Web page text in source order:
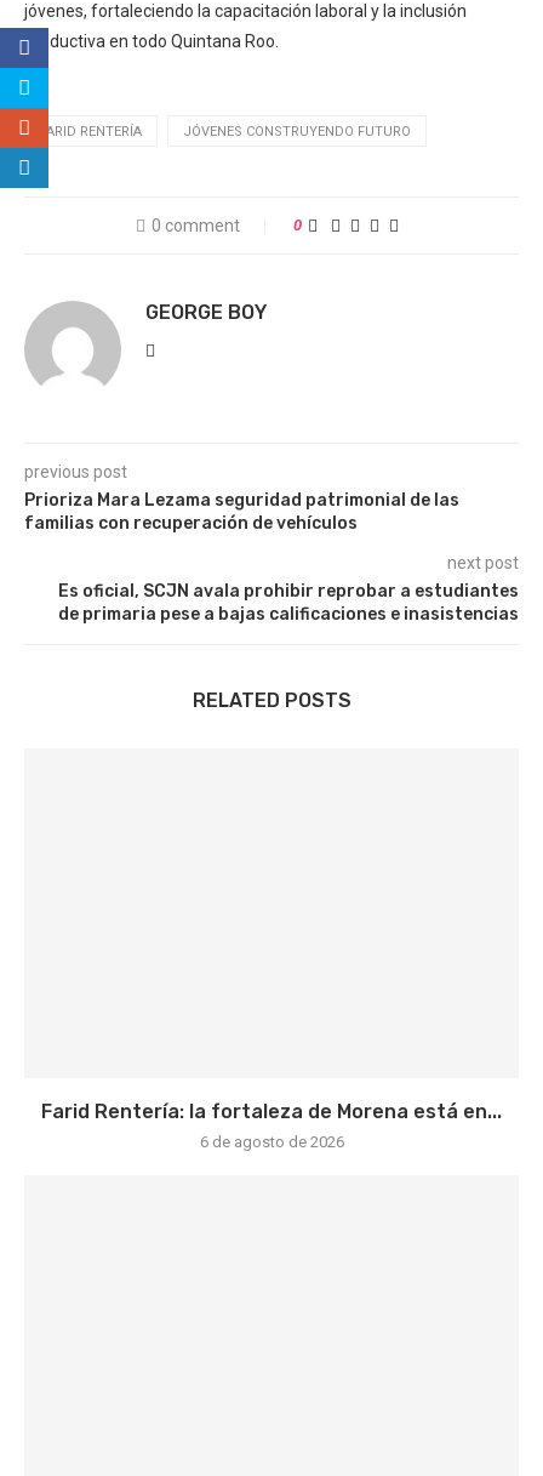
jóvenes, fortaleciendo la capacitación laboral y la inclusión
productiva en todo Quintana Roo.
FARID RENTERÍA JÓVENES CONSTRUYENDO FUTURO
0 comment 0
GEORGE BOY
previous post
Prioriza Mara Lezama seguridad patrimonial de las
familias con recuperación de vehículos
next post
Es oficial, SCJN avala prohibir reprobar a estudiantes
de primaria pese a bajas calificaciones e inasistencias
RELATED POSTS
Farid Rentería: la fortaleza de Morena está en...
6 de agosto de 2026